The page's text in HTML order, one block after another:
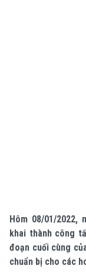
Hôm 08/01/2022,
khai thành công
đoạn cuối cùng
chuẩn bị cho các